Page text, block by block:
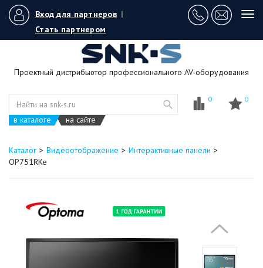
Вход для партнеров |
Стать партнером
Проектный дистрибьютор профессионального AV-оборудования
в каталоге на сайте
0 0
Каталог Видеоотображение
Интерактивные панели
OP751RKe